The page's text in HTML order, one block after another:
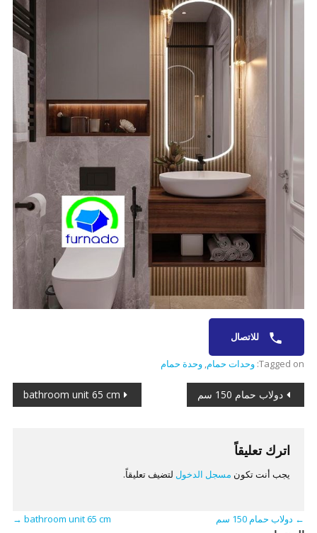
للاتصال
Tagged on: وحدات حمام, وحدة حمام
تصفّح
دولاب حمام 150 سم bathroom unit 65 cm
اترك تعليقاً
يجب أنت تكون مسجل الدخول لتضيف تعليقاً.
← دولاب حمام 150 سم bathroom unit 65 cm
→